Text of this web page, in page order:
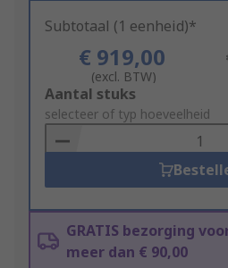
Subtotaal (1 eenheid)*
€ 919,00
(excl. BTW)
Add
to
Basket
Aantal stuks
selecteer of typ hoeveelheid
GRATIS bezorging
meer dan € 90,00